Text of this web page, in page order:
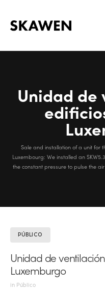
Unidad de
Sale and installation of a unit for
Luxembourg: We installed an
the constant pressure to pulse the air
PÚBLICO
Unidad de
Luxemburgo
in Público